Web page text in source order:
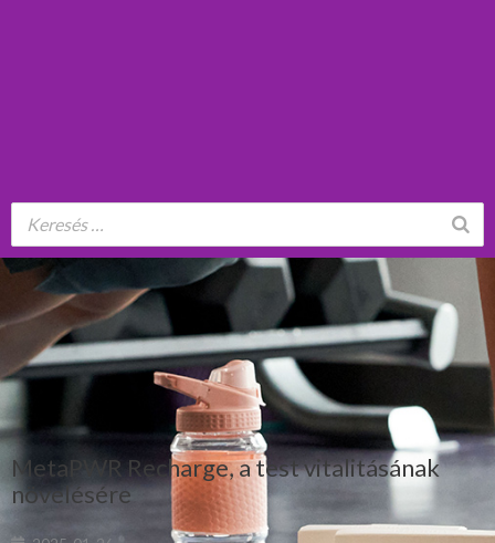
MetaPWR Recharge, a test vitalitásának
növelésére